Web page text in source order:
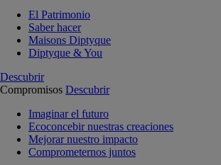
El Patrimonio
Saber hacer
Maisons Diptyque
Diptyque & You
Descubrir
Compromisos Descubrir
Imaginar el futuro
Ecoconcebir nuestras creaciones
Mejorar nuestro impacto
Comprometernos juntos